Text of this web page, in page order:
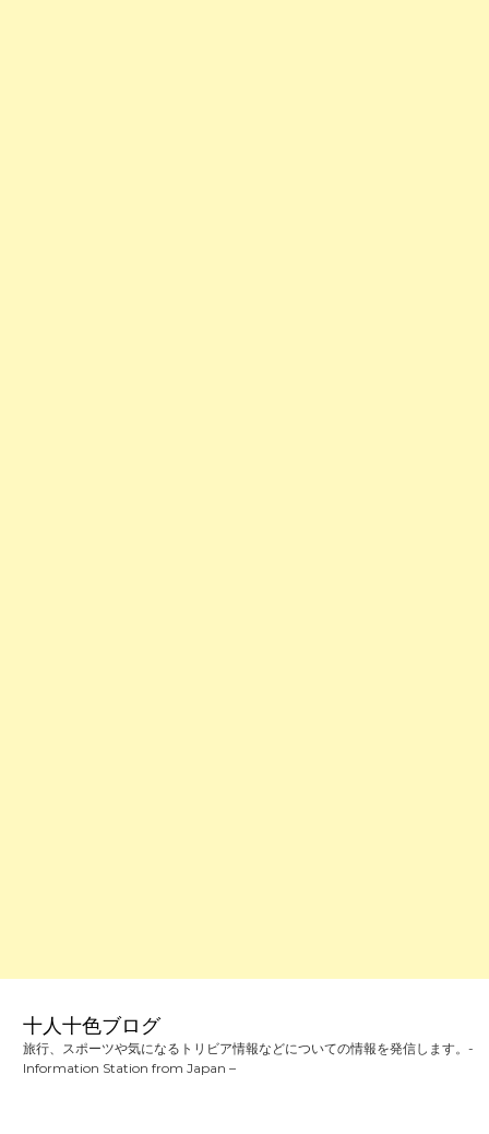
十人十色ブログ
旅行、スポーツや気になるトリビア情報などについての情報を発信します。-
Information Station from Japan –